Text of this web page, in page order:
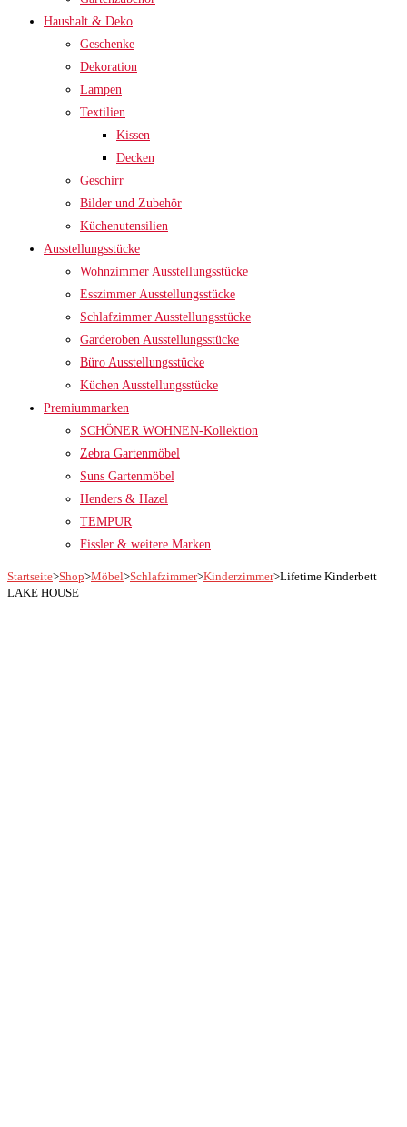
Haushalt & Deko
Geschenke
Dekoration
Lampen
Textilien
Kissen
Decken
Geschirr
Bilder und Zubehör
Küchenutensilien
Ausstellungsstücke
Wohnzimmer Ausstellungsstücke
Esszimmer Ausstellungsstücke
Schlafzimmer Ausstellungsstücke
Garderoben Ausstellungsstücke
Büro Ausstellungsstücke
Küchen Ausstellungsstücke
Premiummarken
SCHÖNER WOHNEN-Kollektion
Zebra Gartenmöbel
Suns Gartenmöbel
Henders & Hazel
TEMPUR
Fissler & weitere Marken
Startseite>Shop>Möbel>Schlafzimmer>Kinderzimmer>Lifetime Kinderbett
LAKE HOUSE